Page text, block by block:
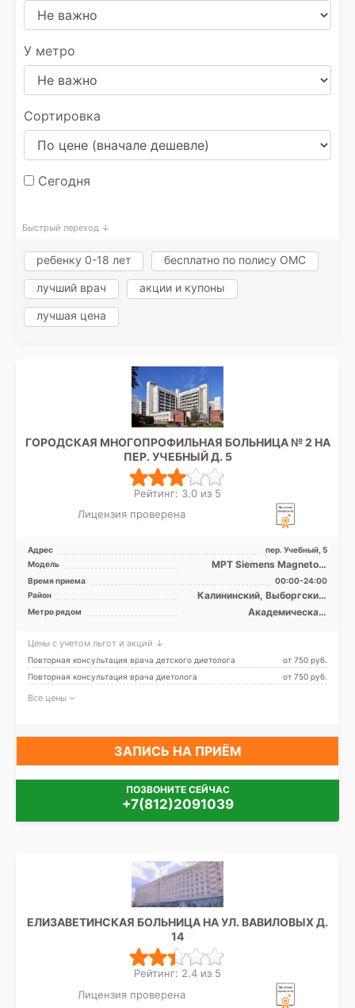
У метро
Сортировка
Сегодня
Быстрый переход ↓
ребенку 0-18 лет бесплатно по полису ОМС
лучший врач акции и купоны
лучшая цена
ГОРОДСКАЯ МНОГОПРОФИЛЬНАЯ БОЛЬНИЦА № 2 НА
ПЕР. УЧЕБНЫЙ Д. 5
Рейтинг: 3.0 из 5
Лицензия проверена
Адрес
пер. Учебный, 5
Модель
МРТ Siemens Magnetom
Espree 1.5T закрытый тип, КТ
Siemens SOMATOM Defi ...
Время приема
00:00-24:00
Район
Калининский, Выборгский,
Кронштадтский, Курортный,
Приморский, Лен. область
Метро рядом
Академическая,
Политехническая, Проспект
Просвещения
Цены с учетом льгот и акций ↓
Повторная консультация врача детского диетолога
от 750 pуб.
Повторная консультация врача диетолога
от 750 pуб.
Все цены
ЗАПИСЬ НА ПРИЁМ
ПОЗВОНИТЕ СЕЙЧАС
+7(812)2091039
ЕЛИЗАВЕТИНСКАЯ БОЛЬНИЦА НА УЛ. ВАВИЛОВЫХ Д.
14
Рейтинг: 2.4 из 5
Лицензия проверена